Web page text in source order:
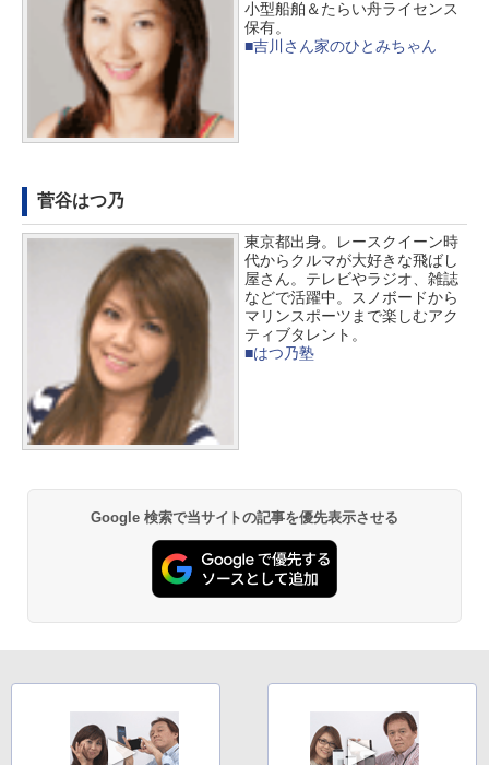
小型船舶＆たらい舟ライセンス
保有。
■吉川さん家のひとみちゃん
菅谷はつ乃
東京都出身。レースクイーン時
代からクルマが大好きな飛ばし
屋さん。テレビやラジオ、雑誌
などで活躍中。スノボードから
マリンスポーツまで楽しむアク
ティブタレント。
■はつ乃塾
Google 検索で当サイトの記事を優先表示させる